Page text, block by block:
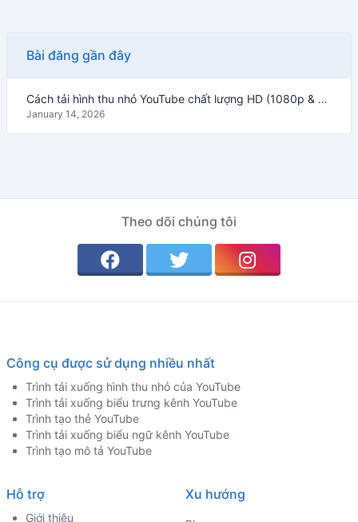
Bài đăng gần đây
Cách tải hình thu nhỏ YouTube chất lượng HD (1080p & 4K) – Hướng dẫn 2026
January 14, 2026
Theo dõi chúng tôi
Công cụ được sử dụng nhiều nhất
Trình tải xuống hình thu nhỏ của YouTube
Trình tải xuống biểu trưng kênh YouTube
Trình tạo thẻ YouTube
Trình tải xuống biểu ngữ kênh YouTube
Trình tạo mô tả YouTube
Hỗ trợ
Giới thiệu
Xu hướng